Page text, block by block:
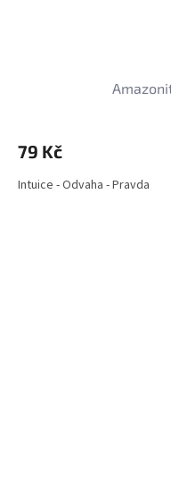
79 Kč
Intuice - Odvaha - Pravda